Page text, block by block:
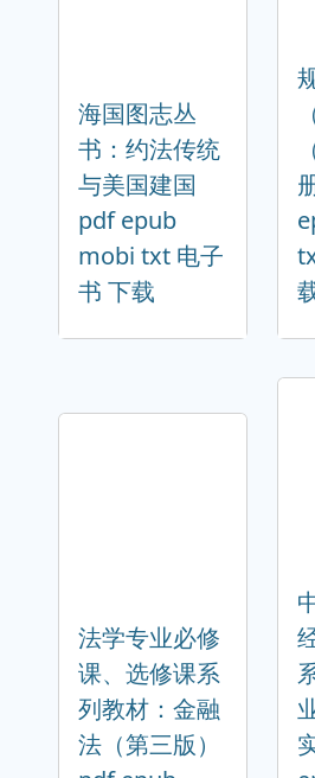
海国图志丛
书：约法传统
与美国建国
pdf epub
mobi txt 电子
书 下载
法学专业必修
课、选修课系
列教材：金融
法（第三版）